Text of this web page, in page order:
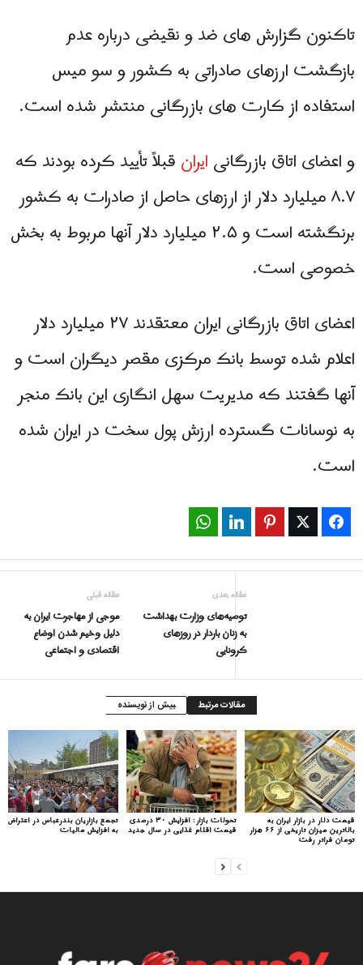
تاکنون گزارش های ضد و نقیضی درباره عدم
بازگشت ارزهای صادراتی به کشور و سو میس
استفاده از کارت های بازرگانی منتشر شده است.
و اعضای اتاق بازرگانیایرانقبلاً تأیید کرده بودند که
۸.۷ میلیارد دلار از ارزهای حاصل از صادرات به کشور
برنگشته است و ۲.۵ میلیارد دلار آنها مربوط به بخش
خصوصی است.
اعضای اتاق بازرگانی ایران معتقدند ۲۷ میلیارد دلار
اعلام شده توسط بانک مرکزی مقصر دیگران است و
آنها گفتند که مدیریت سهل انگاری این بانک منجر
به نوسانات گسترده ارزش پول سخت در ایران شده
است.
Facebook
Twitter
Pinterest
LinkedIn
مقاله قبلی
موجی از مهاجرت ایران به
دلیل وخیم شدن اوضاع
اقتصادی و اجتماعی
مقاله بعدی
توصیه‌های وزارت بهداشت
به زنان باردار در روزهای
کرونایی
مقالات مرتبط بیش از نویسنده
تجمع بازاریان بندرعباس در اعتراض
به افزایش مالیات
تحولات بازار: افزایش ۳۰ درصدی
قیمت اقلام غذایی در سال جدید
قیمت دلار در بازار ایران به
بالاترین میزان تاریخی از ۶۶ هزار
تومان فراتر رفت